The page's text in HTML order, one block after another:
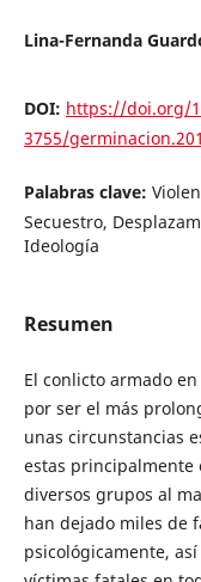
Lina-Fernanda
DOI: https://doi.org/
3755/
Palabras clave:
Secuestro,
Ideología
Resumen
El conlicto armado
por ser el más
unas circunstancias
estas principalmente
diversos grupos al
han dejado miles de
psicológicamente,